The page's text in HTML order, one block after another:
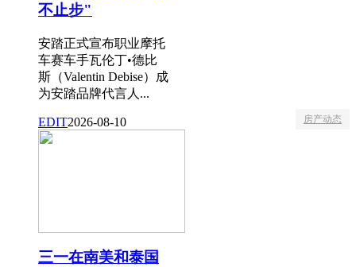
不止步"
安踏正式宣布职业摩托
车赛车手瓦伦丁•德比
斯（Valentin Debise）成
为安踏品牌代言人...
EDIT2026-08-10 房产动态
三一在南美和泰国